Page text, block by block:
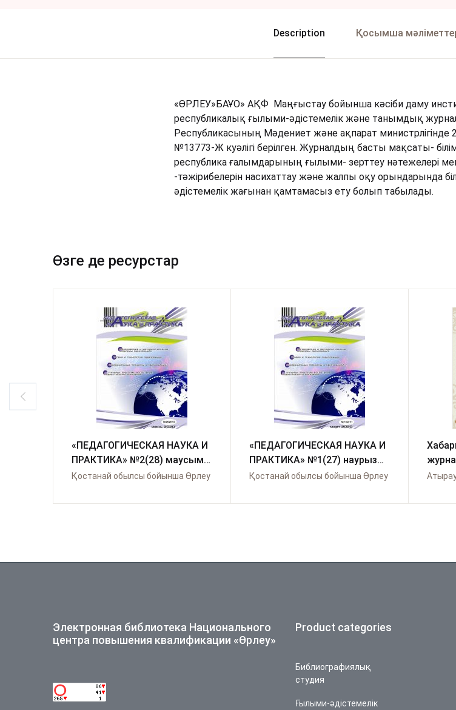
Description Қосымша
«ӨРЛЕУ»БАҰО» АҚФ Маңғыстау бойынша кәсіби даму
республикалық ғылыми-əдістемелік жəне танымдық
Республикасының Мәдениет және ақпарат
№13773-Ж куәлігі берілген. Журналдың басты мақсаты-
республика ғалымдарының ғылыми- зерттеу нәтежелері
-тәжірибелерін насихаттау және жалпы оқу орындарында
әдістемелік жағынан қамтамасыз ету болып табылады.
Өзге де ресурстар
«ПЕДАГОГИЧЕСКАЯ НАУКА И
ПРАКТИКА» №2(28) маусым
2020
Қостанай обылсы бойынша Өрлеу
«ПЕДАГОГИЧЕСКАЯ НАУКА И
ПРАКТИКА» №1(27) наурыз
2020
Қостанай обылсы бойынша Өрлеу
Электронная библиотека Национального
центра повышения квалификации «Өрлеу»
Product categories
Библиографиялық
студия
Ғылыми-әдістемелік